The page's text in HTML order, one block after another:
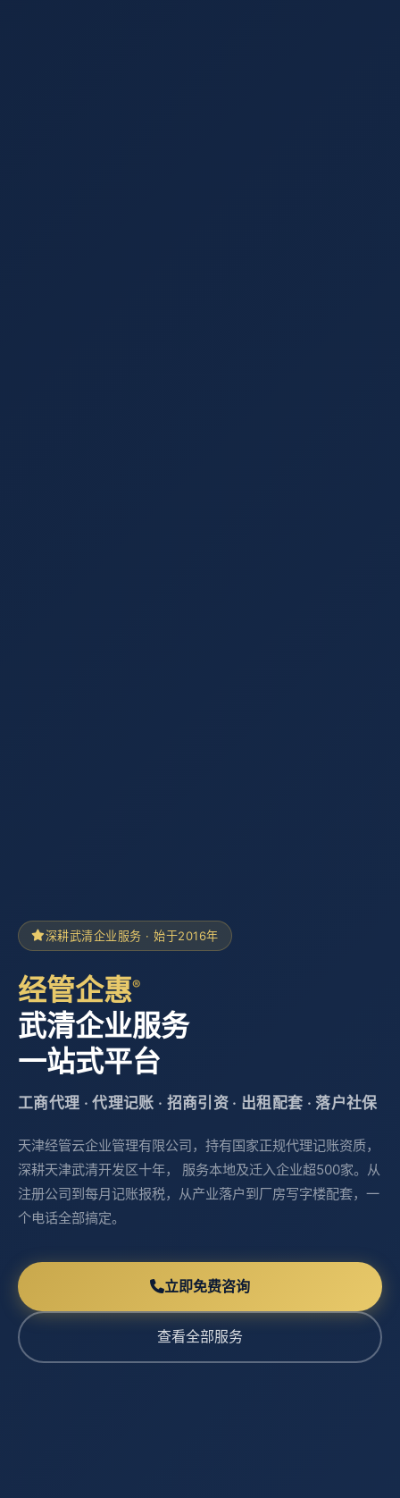
深耕武清企业服务 · 始于2016年
经管企惠®
武清企业服务
一站式平台
工商代理 · 代理记账 · 招商引资 · 出租配套 · 落户社保
天津经管云企业管理有限公司，持有国家正规代理记账资质，
深耕天津武清开发区十年， 服务本地及迁入企业超500家。从
注册公司到每月记账报税，从产业落户到厂房写字楼配套，一
个电话全部搞定。
立即免费咨询
查看全部服务